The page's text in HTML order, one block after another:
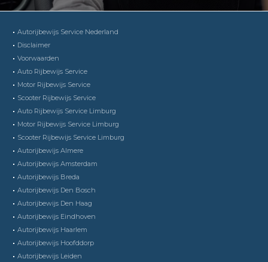
Autorijbewijs Service Nederland
Disclaimer
Voorwaarden
Auto Rijbewijs Service
Motor Rijbewijs Service
Scooter Rijbewijs Service
Auto Rijbewijs Service Limburg
Motor Rijbewijs Service Limburg
Scooter Rijbewijs Service Limburg
Autorijbewijs Almere
Autorijbewijs Amsterdam
Autorijbewijs Breda
Autorijbewijs Den Bosch
Autorijbewijs Den Haag
Autorijbewijs Eindhoven
Autorijbewijs Haarlem
Autorijbewijs Hoofddorp
Autorijbewijs Leiden